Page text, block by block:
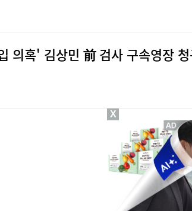
의혹' 김상민 前 검사 구속영장
X